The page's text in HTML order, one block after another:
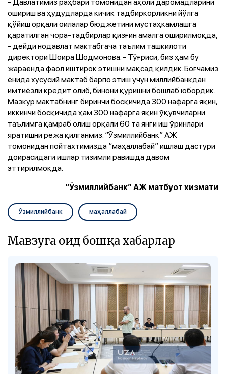
ошириш ва ҳудудларда кичик тадбиркорликни йўлга
қўйиш орқали оилалар бюджетини мустаҳкамлашга
қаратилган чора-тадбирлар қизғин амалга оширилмоқда,
- дейди нодавлат мактабгача таълим ташкилоти
директори Шоира Шодмонова. - Тўғриси, биз ҳам бу
жараёнда фаол иштирок этишни мақсад қилдик. Боғчамиз
ёнида хусусий мактаб барпо этиш учун миллийбанкдан
имтиёзли кредит олиб, бинони қуришни бошлаб юбордик.
Мазкур мактабнинг биринчи босқичида 300 нафарга яқин,
иккинчи босқичида ҳам 300 нафарга яқин ўқувчиларни
таълимга қамраб олиш орқали 60 та янги иш ўринлари
яратишни режа қилганмиз. “Ўзмиллийбанк” АЖ
томонидан пойтахтимизда “маҳаллабай” ишлаш дастури
доирасидаги ишлар тизимли равишда давом
эттирилмоқда.
“Ўзмиллийбанк” АЖ матбуот хизмати
Ўзмиллийбанк маҳаллабай
Мавзуга оид бошқа хабарлар